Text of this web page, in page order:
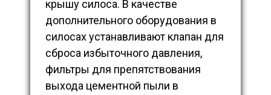
крышу силоса. В качестве
дополнительного оборудования в
силосах устанавливают клапан для
сброса избыточного давления,
фильтры для препятствования
выхода цементной пыли в